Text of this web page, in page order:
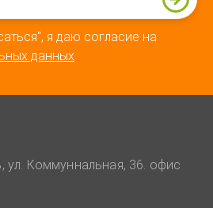
я даю согласие на
данных
ул. Коммуннальная, 36. офис